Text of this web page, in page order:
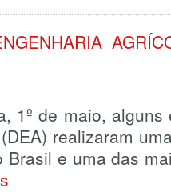
1º de maio,
realizaram
Brasil e uma das